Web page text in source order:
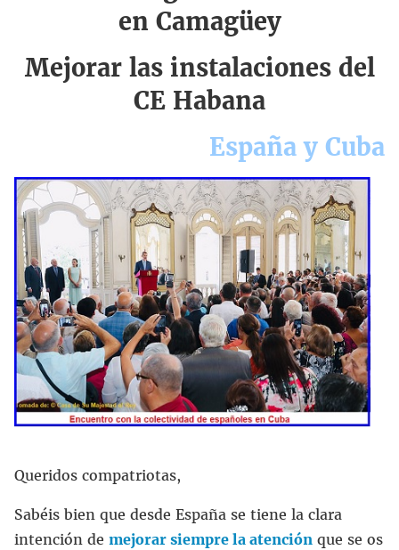
en Camagüey
Mejorar las instalaciones del
CE Habana
España y Cuba
Queridos compatriotas,
Sabéis bien que desde España se tiene la clara
intención de mejorar siempre la atención que se os